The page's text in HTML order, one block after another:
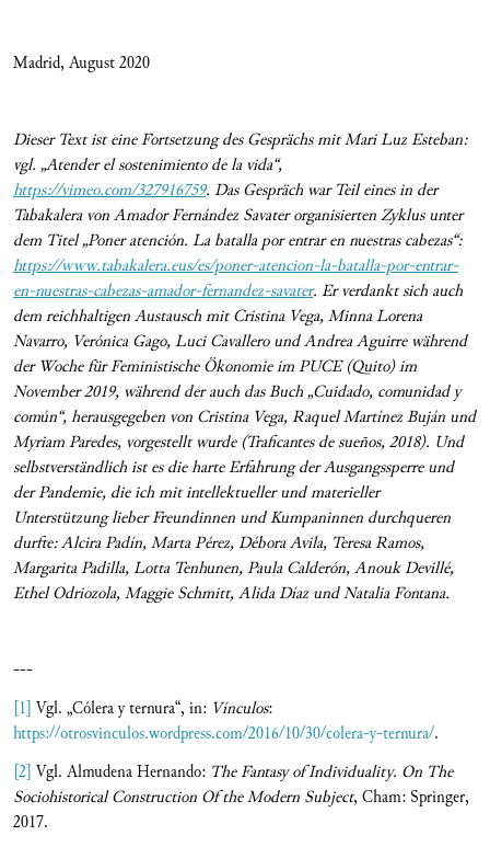
Madrid, August 2020
Dieser Text ist eine Fortsetzung des Gesprächs mit Mari Luz Esteban:
vgl. „Atender el sostenimiento de la vida“,
https://vimeo.com/327916759. Das Gespräch war Teil eines in der
Tabakalera von Amador Fernández Savater organisierten Zyklus unter
dem Titel „Poner atención. La batalla por entrar en nuestras cabezas“:
https://www.tabakalera.eus/es/poner-atencion-la-batalla-por-entrar-
en-nuestras-cabezas-amador-fernandez-savater. Er verdankt sich auch
dem reichhaltigen Austausch mitCristina Vega, Minna Lorena
Navarro, Verónica Gago, Luci Cavallero und Andrea Aguirrewährend
der Woche für Feministische Ökonomie im PUCE (Quito) im
November 2019, während der auch das Buch „Cuidado, comunidad y
común“, herausgegeben von Cristina Vega, Raquel Martínez Buján und
Myriam Paredes, vorgestellt wurde (Traficantes de sueños, 2018). Und
selbstverständlich ist es die harte Erfahrung der Ausgangssperre und
der Pandemie, die ich mit intellektueller und materieller
Unterstützung lieber Freundinnen und Kumpaninnen durchqueren
durfte: Alcira Padín, Marta Pérez, Débora Avila, Teresa Ramos,
Margarita Padilla, Lotta Tenhunen, Paula Calderón, Anouk Devillé,
Ethel Odriozola, Maggie Schmitt, Alida Díaz undNatalia Fontana.
---
[1] Vgl. „Cólera y ternura“, in: Vínculos:
https://otrosvinculos.wordpress.com/2016/10/30/colera-y-ternura/.
[2] Vgl. Almudena Hernando: The Fantasy of Individuality. On The
Sociohistorical Construction Of the Modern Subject, Cham: Springer,
2017.